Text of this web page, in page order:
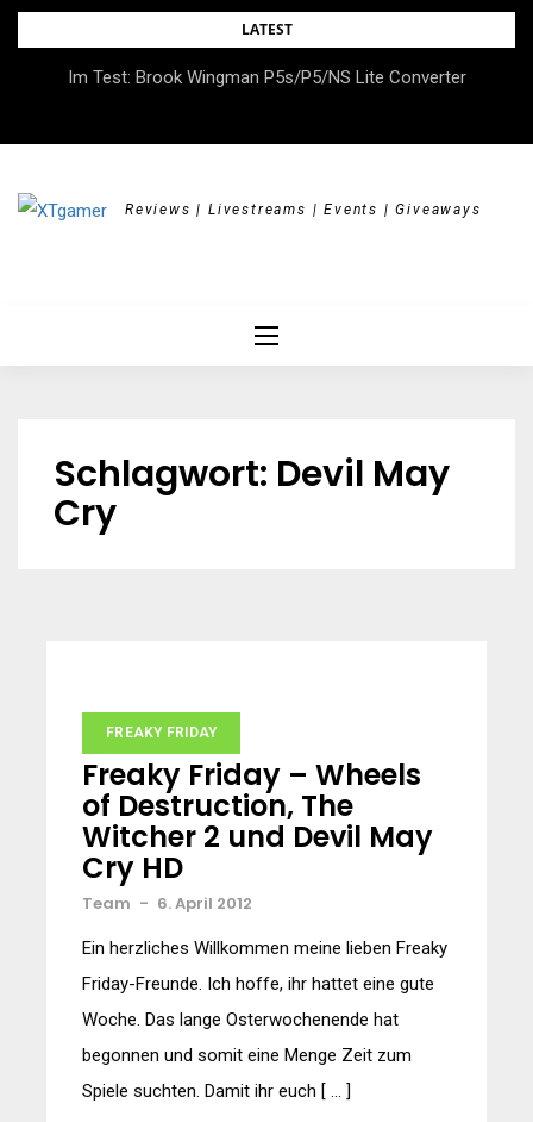
Skip
LATEST
Im Test: Brook Wingman P5s/P5/NS Lite Converter
DOK.fest München 2026 – Empowered, HerStory, Beyond
Reviews | Livestreams | Events | Giveaways
Schlagwort: Devil May
Cry
FREAKY FRIDAY
Freaky Friday – Wheels
of Destruction, The
Witcher 2 und Devil May
Cry HD
Team - 6. April 2012
Ein herzliches Willkommen meine lieben Freaky
Friday-Freunde. Ich hoffe, ihr hattet eine gute
Woche. Das lange Osterwochenende hat
begonnen und somit eine Menge Zeit zum
Spiele suchten. Damit ihr euch [ … ]